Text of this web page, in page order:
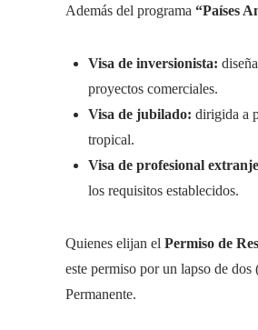
Además del programa “Países
Visa de inversionista:
proyectos comerciales.
Visa de jubilado: dirigida a
tropical.
Visa de profesional
los requisitos establecidos.
Quienes elijan el Permiso de
este permiso por un lapso de
Permanente.